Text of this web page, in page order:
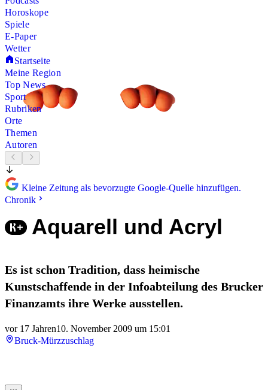
Horoskope
Spiele
E-Paper
Wetter
Startseite
Meine Region
Top News
Sport
Rubriken
Orte
Themen
Autoren
Kleine Zeitung als bevorzugte Google-Quelle hinzufügen.
Chronik
Aquarell und Acryl
Es ist schon Tradition, dass heimische
Kunstschaffende in der Infoabteilung des Brucker
Finanzamts ihre Werke ausstellen.
vor 17 Jahren10. November 2009 um 15:01
Bruck-Mürzzuschlag